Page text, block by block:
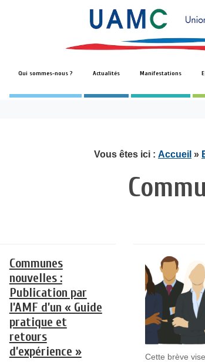
Qui sommes-nous ? Actualités Manifestations
Vous êtes ici : Accueil »
Communes
nouvelles :
Publication par
l’AMF d’un « Guide
pratique et
retours
d’expérience »
Cette brève